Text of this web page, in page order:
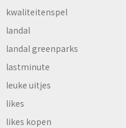
kwaliteitenspel
landal
landal greenparks
lastminute
leuke uitjes
likes
likes kopen